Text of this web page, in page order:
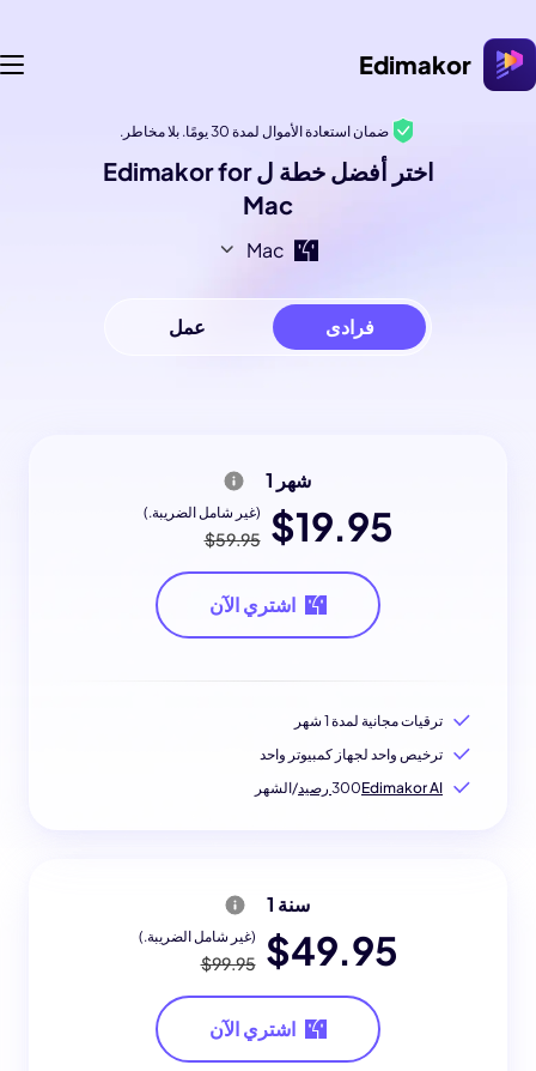
Edimakor
ضمان استعادة الأموال لمدة 30 يومًا. بلا مخاطر.
اختر أفضل خطة ل Edimakor for
Mac
Mac
فرادى عمل
شهر 1
$19.95 (غير شامل الضريبة.)
$59.95
اشتري الآن
ترقيات مجانية لمدة 1 شهر
ترخيص واحد لجهاز كمبيوتر واحد
300Edimakor AI رصيد /الشهر
سنة 1
$49.95 (غير شامل الضريبة.)
$99.95
اشتري الآن